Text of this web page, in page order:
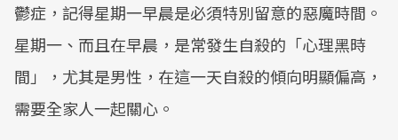
鬱症，記得星期一早晨是必須特別留意的惡魔時間。
星期一、而且在早晨，是常發生自殺的「心理黑時
間」，尤其是男性，在這一天自殺的傾向明顯偏高，
需要全家人一起關心。